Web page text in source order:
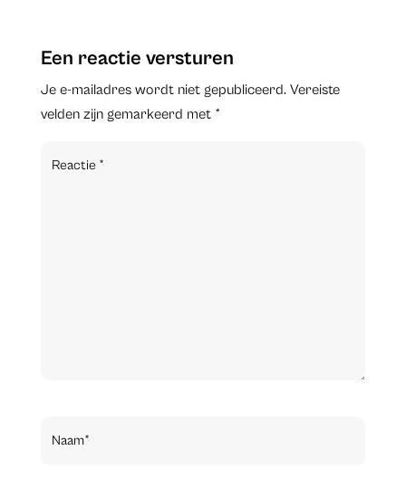
Een reactie versturen
Je e-mailadres wordt niet gepubliceerd. Vereiste
velden zijn gemarkeerd met *